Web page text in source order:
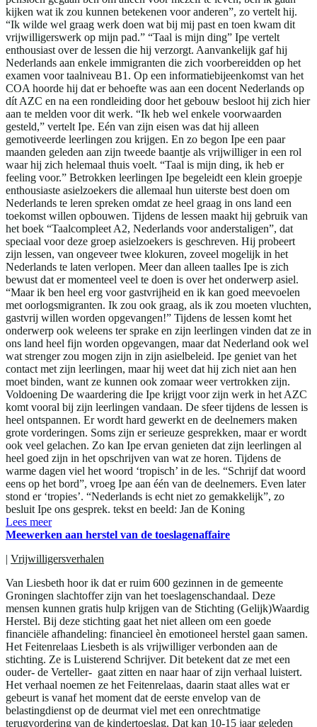
kijken wat ik zou kunnen betekenen voor anderen”, zo vertelt hij.
“Ik wilde wel graag werk doen wat bij mij past en toen kwam dit
vrijwilligerswerk op mijn pad.” “Taal is mijn ding” Ipe vertelt
enthousiast over de lessen die hij verzorgt. Aanvankelijk gaf hij
Nederlands aan enkele immigranten die zich voorbereidden op het
examen voor taalniveau B1. Op een informatiebijeenkomst van het
COA hoorde hij dat er behoefte was aan een docent Nederlands op
dít AZC en na een rondleiding door het gebouw besloot hij zich hier
aan te melden voor dit werk. “Ik heb wel enkele voorwaarden
gesteld,” vertelt Ipe. Eén van zijn eisen was dat hij alleen
gemotiveerde leerlingen zou krijgen. En zo begon Ipe een paar
maanden geleden aan zijn tweede baantje als vrijwilliger in een rol
waar hij zich helemaal thuis voelt. “Taal is mijn ding, ik heb er
feeling voor.” Betrokken leerlingen Ipe begeleidt een klein groepje
enthousiaste asielzoekers die allemaal hun uiterste best doen om
Nederlands te leren spreken omdat ze heel graag in ons land een
toekomst willen opbouwen. Tijdens de lessen maakt hij gebruik van
het boek “Taalcompleet A2, Nederlands voor anderstaligen”, dat
speciaal voor deze groep asielzoekers is geschreven. Hij probeert
zijn lessen, van ongeveer twee klokuren, zoveel mogelijk in het
Nederlands te laten verlopen. Meer dan alleen taalles Ipe is zich
bewust dat er momenteel veel te doen is over het onderwerp asiel.
“Maar ik ben heel erg voor gastvrijheid en ik kan goed meevoelen
met oorlogsmigranten. Ik zou ook graag, als ik zou moeten vluchten,
gastvrij willen worden opgevangen!” Tijdens de lessen komt het
onderwerp ook weleens ter sprake en zijn leerlingen vinden dat ze in
ons land heel fijn worden opgevangen, maar dat Nederland ook wel
wat strenger zou mogen zijn in zijn asielbeleid. Ipe geniet van het
contact met zijn leerlingen, maar hij weet dat hij zich niet aan hen
moet binden, want ze kunnen ook zomaar weer vertrokken zijn.
Voldoening De waardering die Ipe krijgt voor zijn werk in het AZC
komt vooral bij zijn leerlingen vandaan. De sfeer tijdens de lessen is
heel ontspannen. Er wordt hard gewerkt en de deelnemers maken
grote vorderingen. Soms zijn er serieuze gesprekken, maar er wordt
ook veel gelachen. Zo kan Ipe ervan genieten dat zijn leerlingen al
heel goed zijn in het opschrijven van wat ze horen. Tijdens de
warme dagen viel het woord ‘tropisch’ in de les. “Schrijf dat woord
eens op het bord”, vroeg Ipe aan één van de deelnemers. Even later
stond er ‘tropies’. “Nederlands is echt niet zo gemakkelijk”, zo
besluit Ipe ons gesprek. tekst en beeld: Jan de Koning
Lees meer
Meewerken aan herstel van de toeslagenaffaire
| Vrijwilligersverhalen
Van Liesbeth hoor ik dat er ruim 600 gezinnen in de gemeente
Groningen slachtoffer zijn van het toeslagenschandaal. Deze
mensen kunnen gratis hulp krijgen van de Stichting (Gelijk)Waardig
Herstel. Bij deze stichting gaat het niet alleen om een goede
financiële afhandeling: financieel èn emotioneel herstel gaan samen.
Het Feitenrelaas Liesbeth is als vrijwilliger verbonden aan de
stichting. Ze is Luisterend Schrijver. Dit betekent dat ze met een
ouder- de Verteller- gaat zitten en naar haar of zijn verhaal luistert.
Het verhaal noemen ze het Feitenrelaas, daarin staat alles wat er
gebeurt is vanaf het moment dat de eerste envelop van de
belastingdienst op de deurmat viel met een onrechtmatige
terugvordering van de kindertoeslag. Dat kan 10-15 jaar geleden